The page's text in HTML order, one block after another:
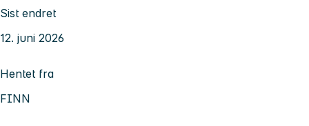
Sist endret
12. juni 2026
Hentet fra
FINN